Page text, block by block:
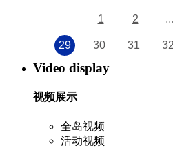
1 2 ...
29 30 31 32
Video display
视频展示
全岛视频
活动视频